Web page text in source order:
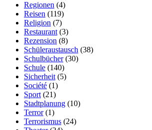
Regionen (4)
Reisen (119)
Religion (7)
Restaurant(3)
Rezension (8)
Schüleraustausch (38)
Schulbücher(30)
Schule (140)
Sicherheit(5)
Société (1)
Sport(21)
Stadtplanung (10)
Terror(1)
Terrorismus (24)